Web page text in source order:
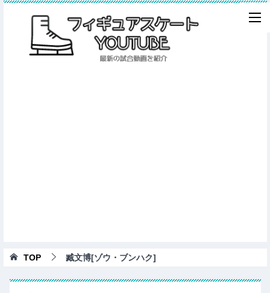
TOP 臧文博[ゾウ・ブンハク]